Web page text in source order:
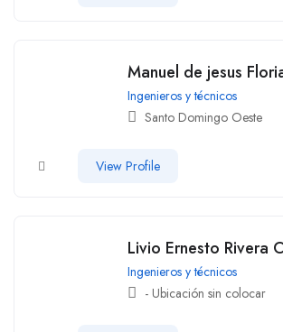
Manuel de jesus
Ingenieros y técnicos
Santo Domingo Oeste
View Profile
Livio Ernesto Rivera
Ingenieros y técnicos
- Ubicación sin colocar